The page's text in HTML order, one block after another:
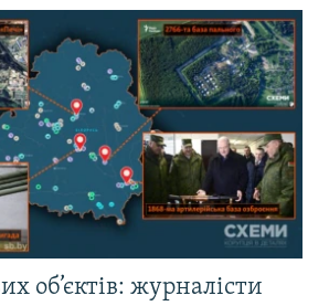
об’єктів: журналісти